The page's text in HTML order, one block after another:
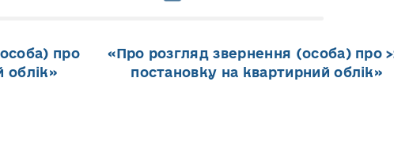
про
облік»
«Про розгляд звернення (особа) про
постановку на квартирний облік»